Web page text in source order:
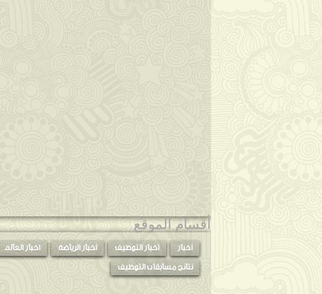
◄
2014
(56)
◄
2013
(76)
أقسام الموقع
أخبار أخبار التوظيف أخبار الرياضة اخبار العالم
نتائج مسابقات التوظيف